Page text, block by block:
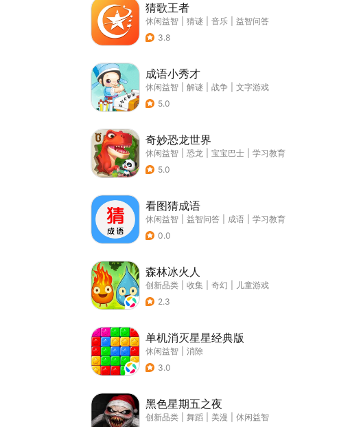
猜歌王者
休闲益智 猜谜 音乐
益智问答
3.8
成语小秀才
休闲益智 解谜 战争
文字游戏
5.0
奇妙恐龙世界
休闲益智 恐龙 宝宝巴士
学习教育
5.0
看图猜成语
休闲益智 益智问答 成语
学习教育
0.0
森林冰火人
创新品类 收集 奇幻
儿童游戏
2.3
单机消灭星星经典版
休闲益智
消除
3.0
黑色星期五之夜
创新品类 舞蹈 美漫
休闲益智